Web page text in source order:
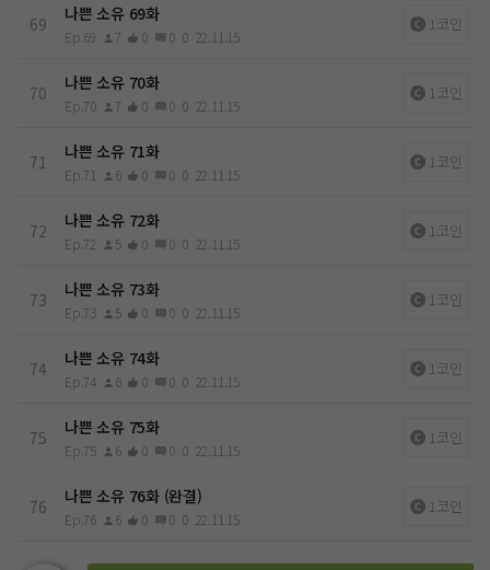
69 나쁜 소유 69화
Ep.69 7 0 0 0 22.11.15
1코인
70 나쁜 소유 70화
Ep.70 7 0 0 0 22.11.15
1코인
71 나쁜 소유 71화
Ep.71 6 0 0 0 22.11.15
1코인
72 나쁜 소유 72화
Ep.72 5 0 0 0 22.11.15
1코인
73 나쁜 소유 73화
Ep.73 5 0 0 0 22.11.15
1코인
74 나쁜 소유 74화
Ep.74 6 0 0 0 22.11.15
1코인
75 나쁜 소유 75화
Ep.75 6 0 0 0 22.11.15
1코인
76 나쁜 소유 76화 (완결)
Ep.76 6 0 0 0 22.11.15
1코인